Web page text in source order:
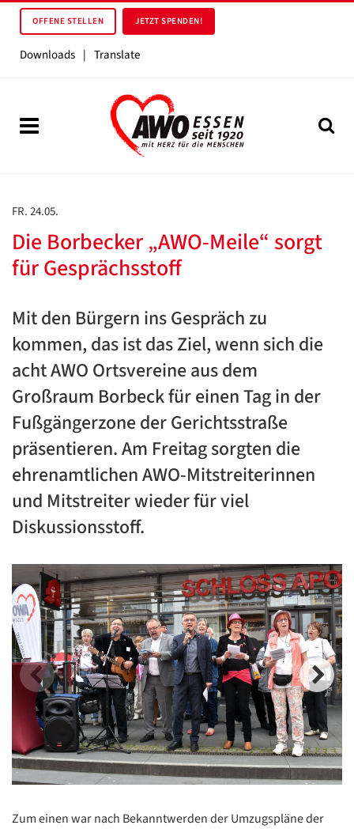
OFFENE STELLEN JETZT SPENDEN!
Downloads | Translate
FR. 24.05.
Die Borbecker „AWO-Meile“ sorgt
für Gesprächsstoff
Mit den Bürgern ins Gespräch zu
kommen, das ist das Ziel, wenn sich die
acht AWO Ortsvereine aus dem
Großraum Borbeck für einen Tag in der
Fußgängerzone der Gerichtsstraße
präsentieren. Am Freitag sorgten die
ehrenamtlichen AWO-Mitstreiterinnen
und Mitstreiter wieder für viel
Diskussionsstoff.
Zum einen war nach Bekanntwerden der Umzugspläne der